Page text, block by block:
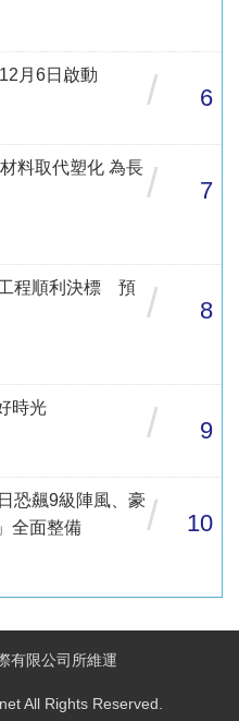
月6日啟動
/ 6
料取代塑化 為長 / 7
程順利決標 預
/ 8
時光
/ 9
恐飆9級陣風、豪
全面整備
/ 10
有限公司所維運
All Rights Reserved.